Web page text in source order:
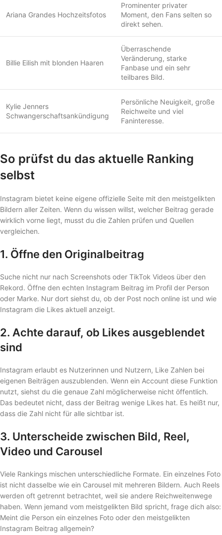
Ariana Grandes Hochzeitsfotos
Prominenter privater
Moment, den Fans selten so
direkt sehen.
Billie Eilish mit blonden Haaren
Überraschende
Veränderung, starke
Fanbase und ein sehr
teilbares Bild.
Kylie Jenners
Schwangerschaftsankündigung
Persönliche Neuigkeit, große
Reichweite und viel
Faninteresse.
So prüfst du das aktuelle Ranking
selbst
Instagram bietet keine eigene offizielle Seite mit den meistgelikten
Bildern aller Zeiten. Wenn du wissen willst, welcher Beitrag gerade
wirklich vorne liegt, musst du die Zahlen prüfen und Quellen
vergleichen.
1. Öffne den Originalbeitrag
Suche nicht nur nach Screenshots oder TikTok Videos über den
Rekord. Öffne den echten Instagram Beitrag im Profil der Person
oder Marke. Nur dort siehst du, ob der Post noch online ist und wie
Instagram die Likes aktuell anzeigt.
2. Achte darauf, ob Likes ausgeblendet
sind
Instagram erlaubt es Nutzerinnen und Nutzern, Like Zahlen bei
eigenen Beiträgen auszublenden. Wenn ein Account diese Funktion
nutzt, siehst du die genaue Zahl möglicherweise nicht öffentlich.
Das bedeutet nicht, dass der Beitrag wenige Likes hat. Es heißt nur,
dass die Zahl nicht für alle sichtbar ist.
3. Unterscheide zwischen Bild, Reel,
Video und Carousel
Viele Rankings mischen unterschiedliche Formate. Ein einzelnes Foto
ist nicht dasselbe wie ein Carousel mit mehreren Bildern. Auch Reels
werden oft getrennt betrachtet, weil sie andere Reichweitenwege
haben. Wenn jemand vom meistgelikten Bild spricht, frage dich also:
Meint die Person ein einzelnes Foto oder den meistgelikten
Instagram Beitrag allgemein?